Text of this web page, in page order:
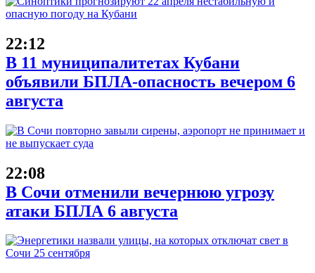
22:12
В 11 муниципалитетах Кубани
объявили БПЛА-опасность вечером 6
августа
22:08
В Сочи отменили вечернюю угрозу
атаки БПЛА 6 августа